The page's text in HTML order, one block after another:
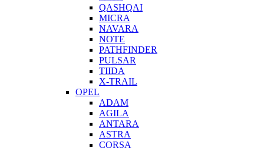
QASHQAI
MICRA
NAVARA
NOTE
PATHFINDER
PULSAR
TIIDA
X-TRAIL
OPEL
ADAM
AGILA
ANTARA
ASTRA
CORSA